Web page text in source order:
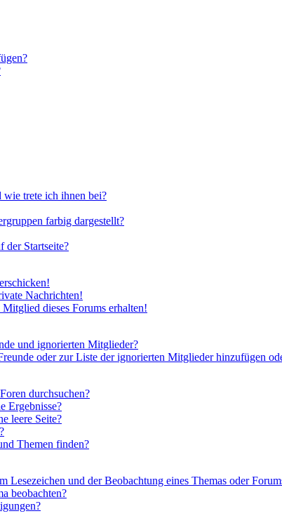
trete ich ihnen bei?
farbig dargestellt?
der Startseite?
Nachrichten!
dieses Forums erhalten!
und ignorierten Mitglieder?
oder zur Liste der ignorierten Mitglieder hinzufügen
durchsuchen?
Ergebnisse?
leere Seite?
Themen finden?
Lesezeichen und der Beobachtung eines Themas oder
beobachten?